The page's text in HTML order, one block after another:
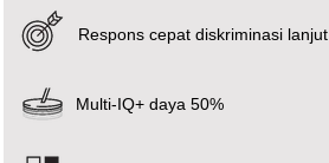
Respons cepat diskriminasi lanjut
Multi-IQ+ daya 50%